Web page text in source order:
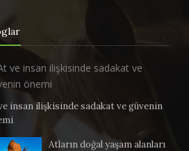
insan ilişkisinde sadakat ve güvenin
Atların doğal yaşam alanları